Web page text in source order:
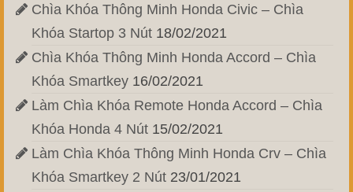
Chìa Khóa Thông Minh Honda Civic – Chìa
Khóa Startop 3 Nút 18/02/2021
Chìa Khóa Thông Minh Honda Accord – Chìa
Khóa Smartkey 16/02/2021
Làm Chìa Khóa Remote Honda Accord – Chìa
Khóa Honda 4 Nút 15/02/2021
Làm Chìa Khóa Thông Minh Honda Crv – Chìa
Khóa Smartkey 2 Nút 23/01/2021